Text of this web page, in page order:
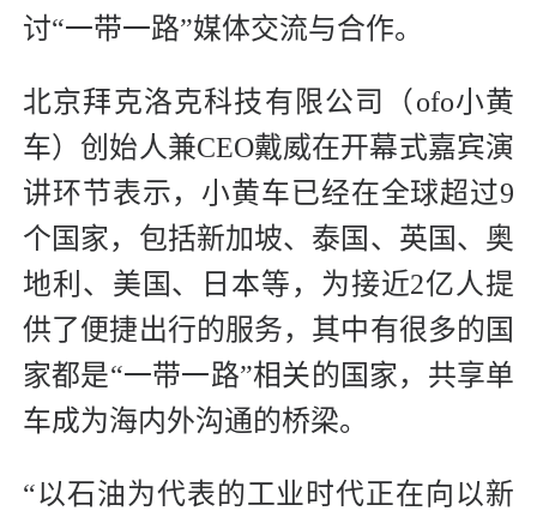
讨“一带一路”媒体交流与合作。
北京拜克洛克科技有限公司（ofo小黄
车）创始人兼CEO戴威在开幕式嘉宾演
讲环节表示，小黄车已经在全球超过9
个国家，包括新加坡、泰国、英国、奥
地利、美国、日本等，为接近2亿人提
供了便捷出行的服务，其中有很多的国
家都是“一带一路”相关的国家，共享单
车成为海内外沟通的桥梁。
“以石油为代表的工业时代正在向以新